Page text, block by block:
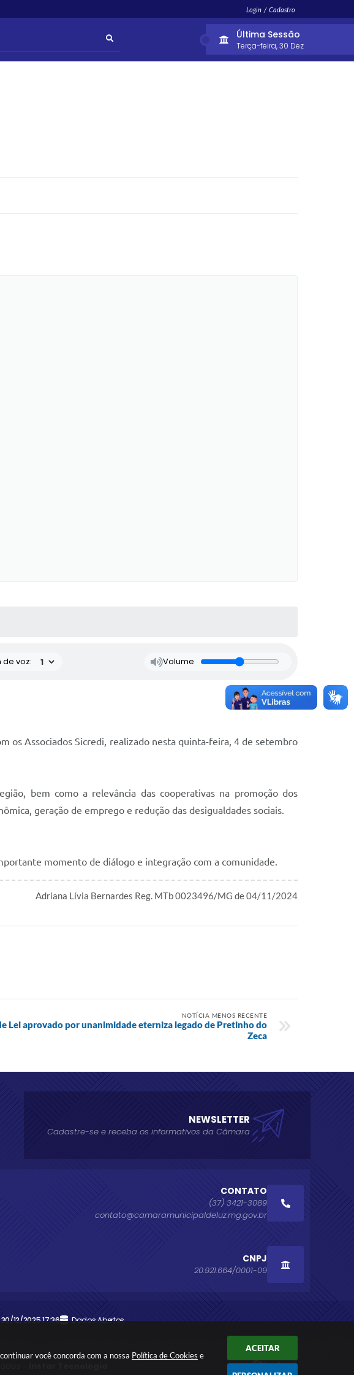
você concorda com a nossa Política de Cookies e
ACEITAR
Login / Cadastro
Última Sessão
Terça-feira 30 Dez
de voz: Volume
os Associados Sicredi, realizado nesta quinta-feira, 4 de setembro
bem como a relevância das cooperativas na promoção dos
geração de emprego e redução das desigualdades sociais.
momento de diálogo e integração com a comunidade.
Adriana Lívia Bernardes Reg. MTb 0023496/MG de 04/11/2024
NOTÍCIA MENOS RECENTE
Lei aprovado por unanimidade eterniza legado de Pretinho do
Zeca
CONTATO
(37) 3421-3089
contato@camaramunicipaldeluz.mg.gov.br
CNPJ
20.921.664/0001-09
NEWSLETTER
Cadastre-se e receba os informativos da Câmara
30/12/2025 17:36 Dados Abertos